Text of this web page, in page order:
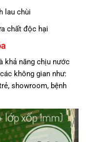
lau chùi
chất độc hại
khả năng chịu nước
không gian như:
showroom, bệnh